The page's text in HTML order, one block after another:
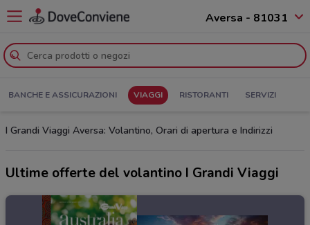
Aversa - 81031
BANCHE E ASSICURAZIONI VIAGGI RISTORANTI SERVIZI
I Grandi Viaggi Aversa: Volantino, Orari di apertura e Indirizzi
Ultime offerte del volantino I Grandi Viaggi